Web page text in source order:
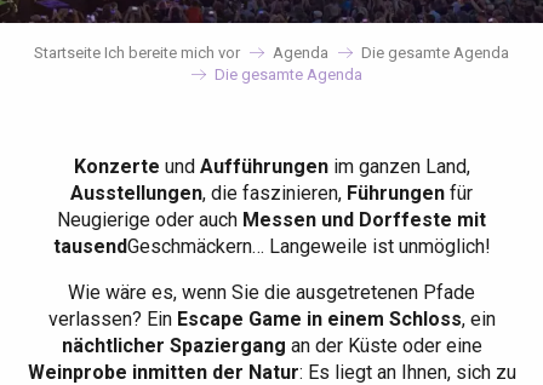
Startseite Ich bereite mich vor Agenda
Die gesamte Agenda
Die gesamte Agenda
Konzerte und Aufführungenim ganzen Land,
Ausstellungen, die faszinieren, Führungen für
Neugierige oder auch Messen und Dorffeste mit
tausendGeschmäckern… Langeweile ist unmöglich!
Wie wäre es, wenn Sie die ausgetretenen Pfade
verlassen? EinEscape Game in einem Schloss, ein
nächtlicher Spaziergang an der Küste oder eine
Weinprobe inmitten der Natur: Es liegt an Ihnen, sich zu